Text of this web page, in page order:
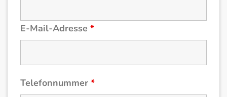
E-Mail-Adresse*
Telefonnummer*